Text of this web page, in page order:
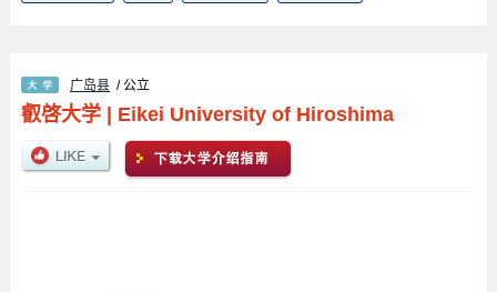
广岛县 / 公立
叡啓大学| Eikei University of Hiroshima